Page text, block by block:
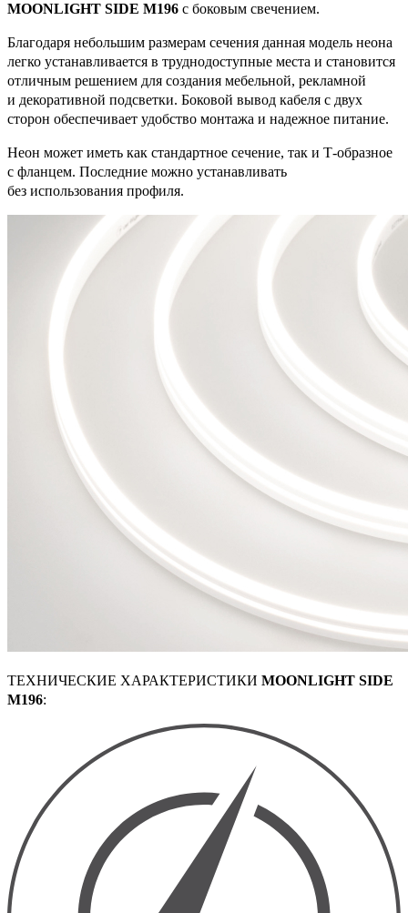
MOONLIGHT SIDE M196 с боковым свечением.
Благодаря небольшим размерам сечения данная модель неона
легко устанавливается в труднодоступные места и становится
отличным решением для создания мебельной, рекламной
и декоративной подсветки. Боковой вывод кабеля с двух
сторон обеспечивает удобство монтажа и надежное питание.
Неон может иметь как стандартное сечение, так и Т-образное
с фланцем. Последние можно устанавливать
без использования профиля.
ТЕХНИЧЕСКИЕ ХАРАКТЕРИСТИКИ MOONLIGHT SIDE
M196: